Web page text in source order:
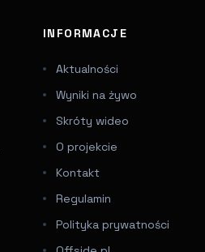
INFORMACJE
Aktualności
Wyniki na żywo
Skróty wideo
O projekcie
Kontakt
Regulamin
Polityka prywatności